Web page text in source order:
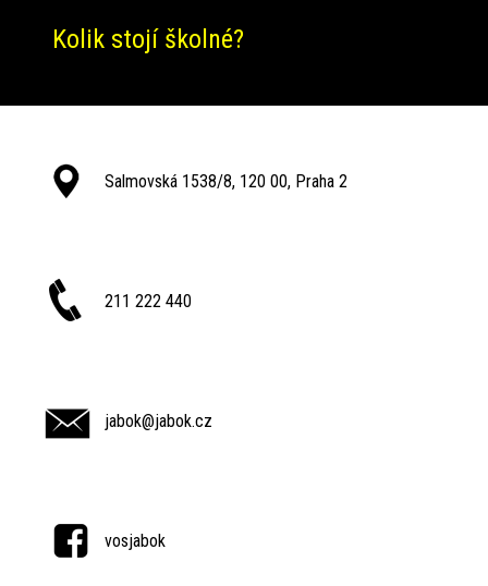
Kolik stojí školné?
Salmovská 1538/8, 120 00, Praha 2
211 222 440
jabok@jabok.cz
vosjabok